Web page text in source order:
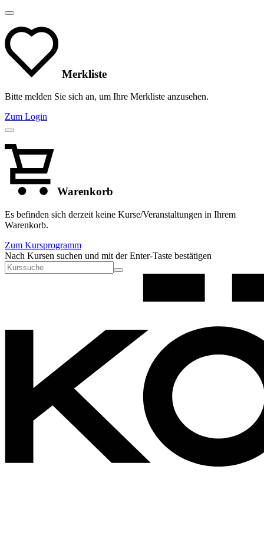
Merkliste
Bitte melden Sie sich an, um Ihre Merkliste anzusehen.
Zum Login
Warenkorb
Es befinden sich derzeit keine Kurse/Veranstaltungen in Ihrem
Warenkorb.
Zum Kursprogramm
Nach Kursen suchen und mit der Enter-Taste bestätigen